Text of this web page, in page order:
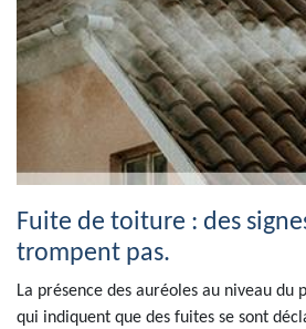
Fuite de toiture : des
trompent pas.
La présence des auréoles au niveau du
qui indiquent que des fuites se sont